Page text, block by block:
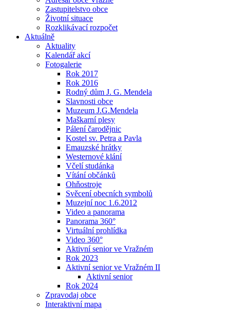
Zastupitelstvo obce
Životní situace
Rozklikávací rozpočet
Aktuálně
Aktuality
Kalendář akcí
Fotogalerie
Rok 2017
Rok 2016
Rodný dům J. G. Mendela
Slavnosti obce
Muzeum J.G.Mendela
Maškarní plesy
Pálení čarodějnic
Kostel sv. Petra a Pavla
Emauzské hrátky
Westernové klání
Včelí studánka
Vítání občánků
Ohňostroje
Svěcení obecních symbolů
Muzejní noc 1.6.2012
Video a panorama
Panorama 360°
Virtuální prohlídka
Video 360°
Aktivní senior ve Vražném
Rok 2023
Aktivní senior ve Vražném II
Aktivní senior
Rok 2024
Zpravodaj obce
Interaktivní mapa